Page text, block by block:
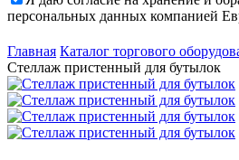
персональных данных компанией
Главная Каталог торгового
Стеллаж пристенный для бутылок